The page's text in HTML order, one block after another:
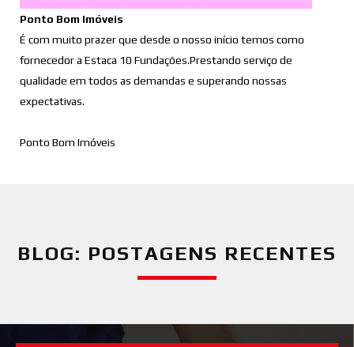
Ponto Bom Imóveis
É com muito prazer que desde o nosso início temos como
fornecedor a Estaca 10 Fundações.Prestando serviço de
qualidade em todos as demandas e superando nossas
expectativas.
Ponto Bom Imóveis
BLOG: POSTAGENS RECENTES